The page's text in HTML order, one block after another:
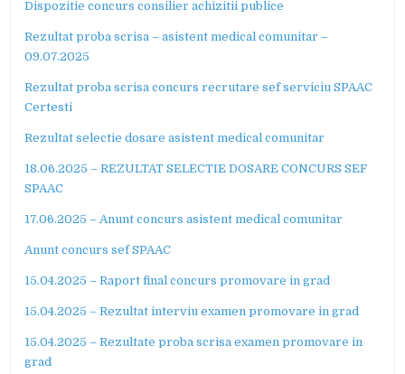
Dispozitie concurs consilier achizitii publice
Rezultat proba scrisa – asistent medical comunitar –
09.07.2025
Rezultat proba scrisa concurs recrutare sef serviciu SPAAC
Certesti
Rezultat selectie dosare asistent medical comunitar
18.06.2025 – REZULTAT SELECTIE DOSARE CONCURS SEF
SPAAC
17.06.2025 – Anunt concurs asistent medical comunitar
Anunt concurs sef SPAAC
15.04.2025 – Raport final concurs promovare in grad
15.04.2025 – Rezultat interviu examen promovare in grad
15.04.2025 – Rezultate proba scrisa examen promovare in
grad